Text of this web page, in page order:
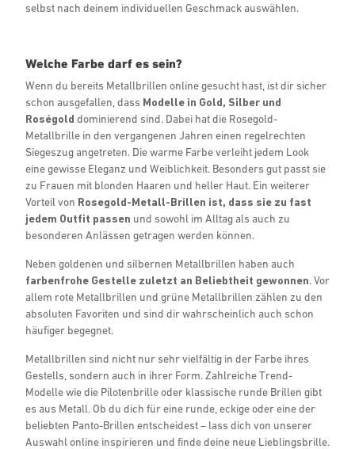
selbst nach deinem individuellen Geschmack auswählen.
Welche Farbe darf es sein?
Wenn du bereits Metallbrillen online gesucht hast, ist dir sicher
schon ausgefallen, dass Modelle in Gold, Silber und
Roségold dominierend sind. Dabei hat die Rosegold-
Metallbrille in den vergangenen Jahren einen regelrechten
Siegeszug angetreten. Die warme Farbe verleiht jedem Look
eine gewisse Eleganz und Weiblichkeit. Besonders gut passt sie
zu Frauen mit blonden Haaren und heller Haut. Ein weiterer
Vorteil von Rosegold-Metall-Brillen ist, dass sie zu fast
jedem Outfit passen und sowohl im Alltag als auch zu
besonderen Anlässen getragen werden können.
Neben goldenen und silbernen Metallbrillen haben auch
farbenfrohe Gestelle zuletzt an Beliebtheit gewonnen. Vor
allem rote Metallbrillen und grüne Metallbrillen zählen zu den
absoluten Favoriten und sind dir wahrscheinlich auch schon
häufiger begegnet.
Metallbrillen sind nicht nur sehr vielfältig in der Farbe ihres
Gestells, sondern auch in ihrer Form. Zahlreiche Trend-
Modelle wie die Pilotenbrille oder klassische runde Brillen gibt
es aus Metall. Ob du dich für eine runde, eckige oder eine der
beliebten Panto-Brillen entscheidest – lass dich von unserer
Auswahl online inspirieren und finde deine neue Lieblingsbrille.